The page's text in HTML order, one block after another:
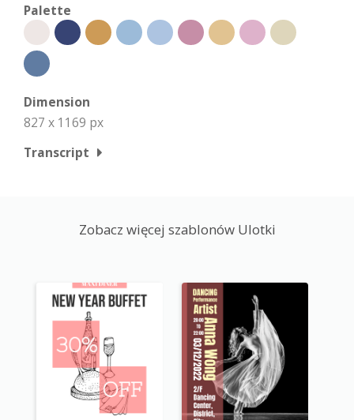
Palette
Dimension
827 x 1169 px
Transcript
Zobacz więcej szablonów Ulotki